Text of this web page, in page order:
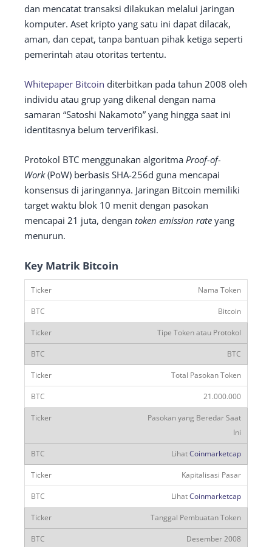
dan mencatat transaksi dilakukan melalui jaringan
komputer. Aset kripto yang satu ini dapat dilacak,
aman, dan cepat, tanpa bantuan pihak ketiga seperti
pemerintah atau otoritas tertentu.
Whitepaper Bitcoin diterbitkan pada tahun 2008 oleh
individu atau grup yang dikenal dengan nama
samaran “Satoshi Nakamoto” yang hingga saat ini
identitasnya belum terverifikasi.
Protokol BTC menggunakan algoritma Proof-of-
Work(PoW) berbasis SHA-256d guna mencapai
konsensus di jaringannya. Jaringan Bitcoin memiliki
target waktu blok 10 menit dengan pasokan
mencapai 21 juta, dengan token emission rate yang
menurun.
Key Matrik Bitcoin
Nama Token
Bitcoin
Tipe Token atau Protokol
BTC
Total Pasokan Token
21.000.000
Pasokan yang Beredar Saat
Ini
LihatCoinmarketcap
Kapitalisasi Pasar
LihatCoinmarketcap
Tanggal Pembuatan Token
Desember 2008